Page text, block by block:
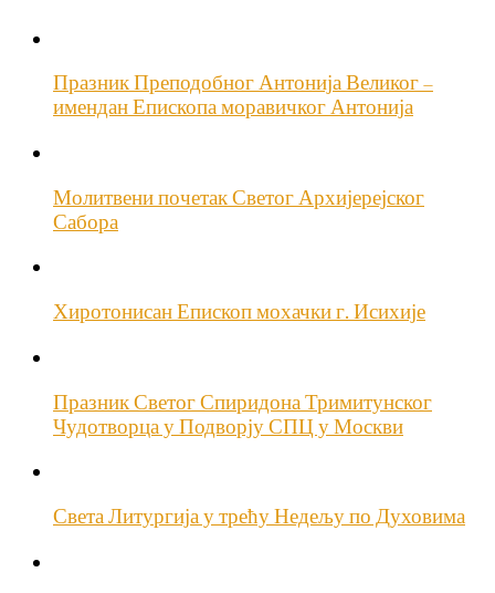
Празник Преподобног Антонија Великог –
имендан Епископа моравичког Антонија
Молитвени почетак Светог Архијерејског
Сабора
Хиротонисан Епископ мохачки г. Исихије
Празник Светог Спиридона Тримитунског
Чудотворца у Подворју СПЦ у Москви
Света Литургија у трећу Недељу по Духовима